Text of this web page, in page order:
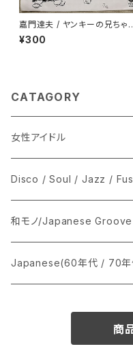
嘉門達夫 / ヤンキーの兄ちゃ
のうた
¥300
CATAGORY
女性アイドル
シングル盤
あ行
か行
LP
CD
Disco / Soul / Jazz /
シングル盤
A
12インチ・シングル
和モノ/Japanese Groove
シングル盤
Japanese(60年代 / 70
商